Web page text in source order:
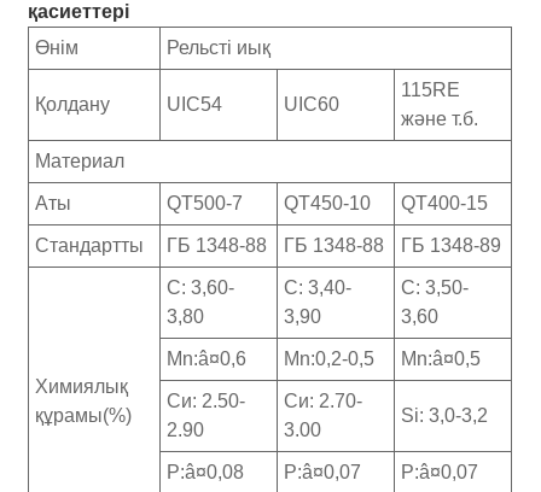
қасиеттері
Өнім
Рельсті иық
Қолдану UIC54 UIC60
115RE
және т.б.
Материал
Аты QT500-7 QT450-10 QT400-15
Стандартты ГБ 1348-88 ГБ 1348-88 ГБ 1348-89
Химиялық
құрамы(%)
C: 3,60-
3,80
C: 3,40-
3,90
C: 3,50-
3,60
Mn:â¤0,6 Mn:0,2-0,5 Mn:â¤0,5
Си: 2.50-
2.90
Си: 2.70-
3.00
Si: 3,0-3,2
P:â¤0,08 P:â¤0,07 P:â¤0,07